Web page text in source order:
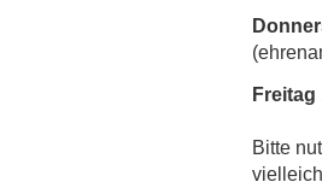
Freitag
​Bitte